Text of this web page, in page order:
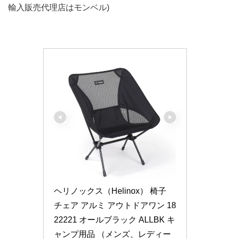
輸入販売代理店はモンベル)
ヘリノックス（Helinox） 椅子
チェア アルミ アウトドアワン 18
22221 オールブラック ALLBK キ
ャンプ用品 （メンズ、レディー